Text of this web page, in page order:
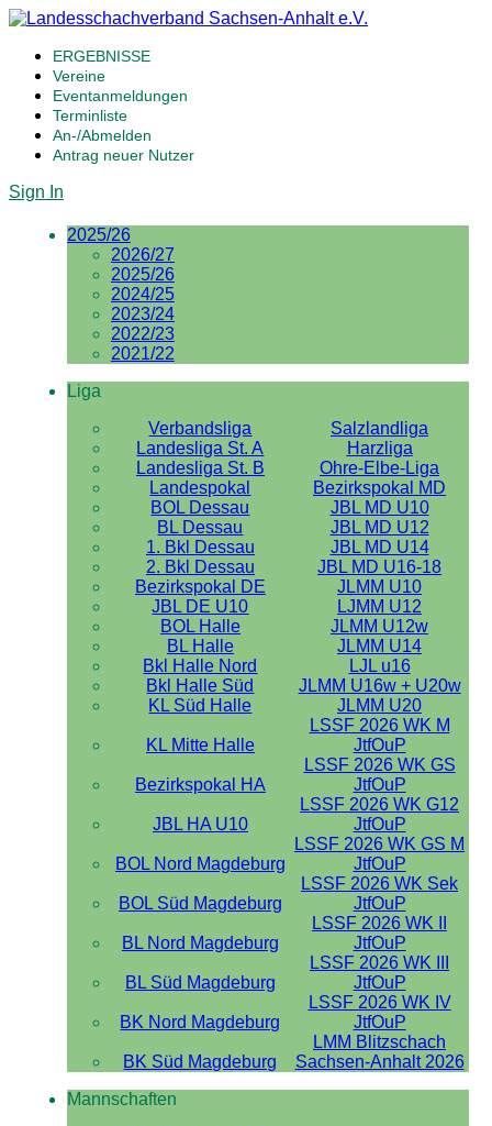
ERGEBNISSE
Vereine
Eventanmeldungen
Terminliste
An-/Abmelden
Antrag neuer Nutzer
Sign In
2025/26
2026/27
2025/26
2024/25
2023/24
2022/23
2021/22
Liga
Verbandsliga
Salzlandliga
Landesliga St. A
Harzliga
Landesliga St. B
Ohre-Elbe-Liga
Landespokal
Bezirkspokal MD
BOL Dessau
JBL MD U10
BL Dessau
JBL MD U12
1. Bkl Dessau
JBL MD U14
2. Bkl Dessau
JBL MD U16-18
Bezirkspokal DE
JLMM U10
JBL DE U10
LJMM U12
BOL Halle
JLMM U12w
BL Halle
JLMM U14
Bkl Halle Nord
LJL u16
Bkl Halle Süd
JLMM U16w + U20w
KL Süd Halle
JLMM U20
KL Mitte Halle
LSSF 2026 WK M
JtfOuP
Bezirkspokal HA
LSSF 2026 WK GS
JtfOuP
JBL HA U10
LSSF 2026 WK G12
JtfOuP
BOL Nord Magdeburg
LSSF 2026 WK GS M
JtfOuP
BOL Süd Magdeburg
LSSF 2026 WK Sek
JtfOuP
BL Nord Magdeburg
LSSF 2026 WK II
JtfOuP
BL Süd Magdeburg
LSSF 2026 WK III
JtfOuP
BK Nord Magdeburg
LSSF 2026 WK IV
JtfOuP
BK Süd Magdeburg
LMM Blitzschach
Sachsen-Anhalt 2026
Mannschaften